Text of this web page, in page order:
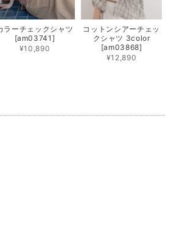
ラーチェックシャツ
[am03741]
¥10,890
コットンシアーチェッ
クシャツ 3color
[am03868]
¥12,890